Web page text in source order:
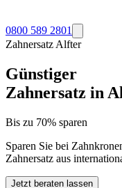
0800 589 2801
Zahnersatz Alfter
Günstiger
Zahnersatz in
Bis zu 70% sparen
Sparen Sie bei
Zahnersatz aus
Jetzt beraten lassen